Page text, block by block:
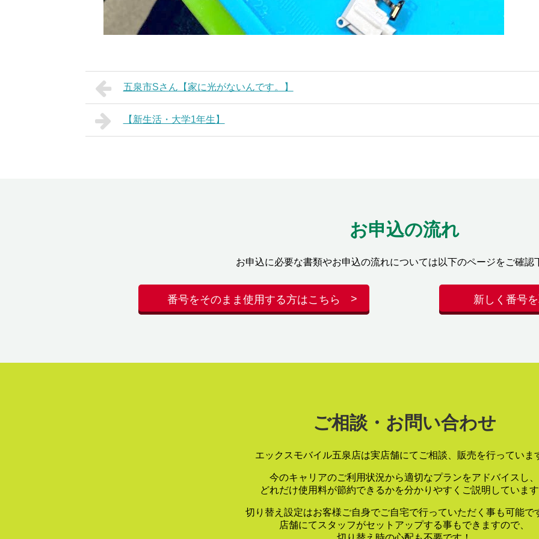
五泉市Sさん【家に光がないんです。】
【新生活・大学1年生】
お申込の流れ
お申込に必要な書類やお申込の流れについては以下のページをご確認
番号をそのまま使用する方はこちら 新しく番号
ご相談・お問い合わせ
エックスモバイル五泉店は実店舗にてご相談、販売を行っていま
今のキャリアのご利用状況から適切なプランをアドバイスし、
どれだけ使用料が節約できるかを分かりやすくご説明していま
切り替え設定はお客様ご自身でご自宅で行っていただく事も可能で
店舗にてスタッフがセットアップする事もできますので、